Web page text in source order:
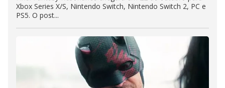
Xbox Series X/S, Nintendo Switch, Nintendo Switch 2, PC e
PS5. O post...